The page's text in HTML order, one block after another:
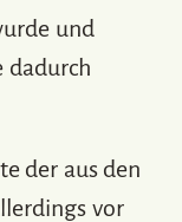
und
dadurch
der aus den
vor